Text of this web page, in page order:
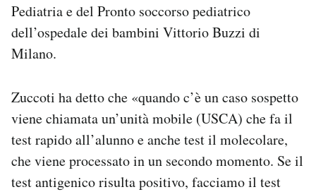
Pediatria e del Pronto soccorso pediatrico
dell’ospedale dei bambini Vittorio Buzzi di
Milano.
Zuccoti ha detto che «quando c’è un caso sospetto
viene chiamata un’unità mobile (USCA) che fa il
test rapido all’alunno e anche test il molecolare,
che viene processato in un secondo momento. Se il
test antigenico risulta positivo, facciamo il test